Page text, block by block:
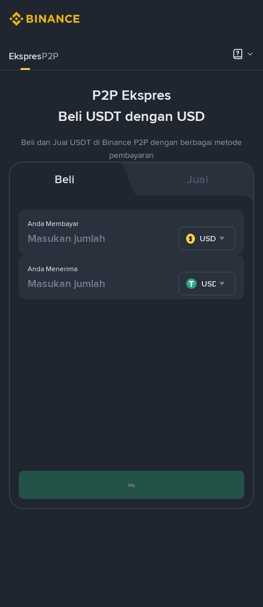
EkspresP2P
P2P Ekspres
Beli USDT dengan USD
Beli dan Jual USDT di Binance P2P dengan berbagai metode
pembayaran
Beli Jual
Anda Membayar
USD
Anda Menerima
USDT